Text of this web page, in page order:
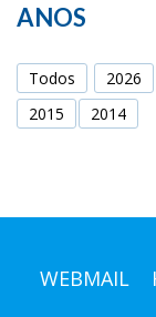
ANOS
Todos 2026
2015
2014
WEBMAIL